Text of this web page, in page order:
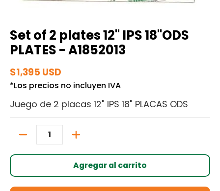
Set of 2 plates 12" IPS 18"ODS
PLATES - A1852013
$1,395 USD
*Los precios no incluyen IVA
Juego de 2 placas 12" IPS 18" PLACAS ODS
Agregar al carrito